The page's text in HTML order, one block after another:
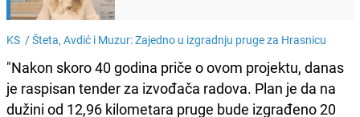
KS /Šteta, Avdić i Muzur: Zajedno u izgradnju pruge za Hrasnicu
"Nakon skoro 40 godina priče o ovom projektu, danas
je raspisan tender za izvođača radova. Plan je da na
dužini od 12,96 kilometara pruge bude izgrađeno 20